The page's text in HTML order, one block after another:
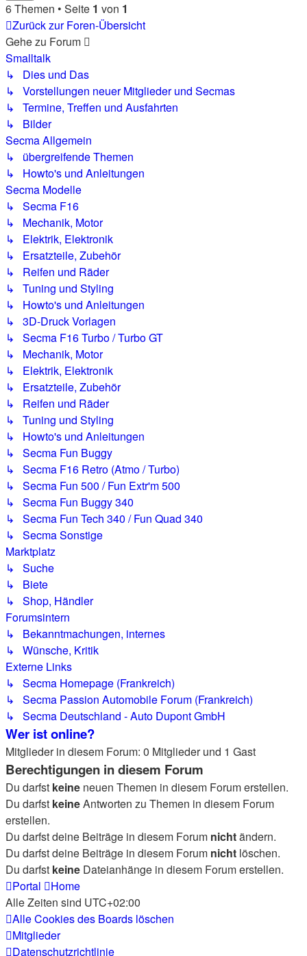
6 Themen • Seite 1 von 1
Zurück zur Foren-Übersicht
Gehe zu Forum
Smalltalk
↳ Dies und Das
↳ Vorstellungen neuer Mitglieder und Secmas
↳ Termine, Treffen und Ausfahrten
↳ Bilder
Secma Allgemein
↳ übergreifende Themen
↳ Howto's und Anleitungen
Secma Modelle
↳ Secma F16
↳ Mechanik, Motor
↳ Elektrik, Elektronik
↳ Ersatzteile, Zubehör
↳ Reifen und Räder
↳ Tuning und Styling
↳ Howto's und Anleitungen
↳ 3D-Druck Vorlagen
↳ Secma F16 Turbo / Turbo GT
↳ Mechanik, Motor
↳ Elektrik, Elektronik
↳ Ersatzteile, Zubehör
↳ Reifen und Räder
↳ Tuning und Styling
↳ Howto's und Anleitungen
↳ Secma Fun Buggy
↳ Secma F16 Retro (Atmo / Turbo)
↳ Secma Fun 500 / Fun Extr'm 500
↳ Secma Fun Buggy 340
↳ Secma Fun Tech 340 / Fun Quad 340
↳ Secma Sonstige
Marktplatz
↳ Suche
↳ Biete
↳ Shop, Händler
Forumsintern
↳ Bekanntmachungen, internes
↳ Wünsche, Kritik
Externe Links
↳ Secma Homepage (Frankreich)
↳ Secma Passion Automobile Forum (Frankreich)
↳ Secma Deutschland - Auto Dupont GmbH
Wer ist online?
Mitglieder in diesem Forum: 0 Mitglieder und 1 Gast
Berechtigungen in diesem Forum
Du darfst keine neuen Themen in diesem Forum erstellen.
Du darfst keineAntworten zu Themen in diesem Forum
erstellen.
Du darfst deine Beiträge in diesem Forum nichtändern.
Du darfst deine Beiträge in diesem Forum nicht löschen.
Du darfst keine Dateianhänge in diesem Forum erstellen.
Portal
Home
Alle Zeiten sind UTC+02:00
Alle Cookies des Boards löschen
Mitglieder
Datenschutzrichtlinie